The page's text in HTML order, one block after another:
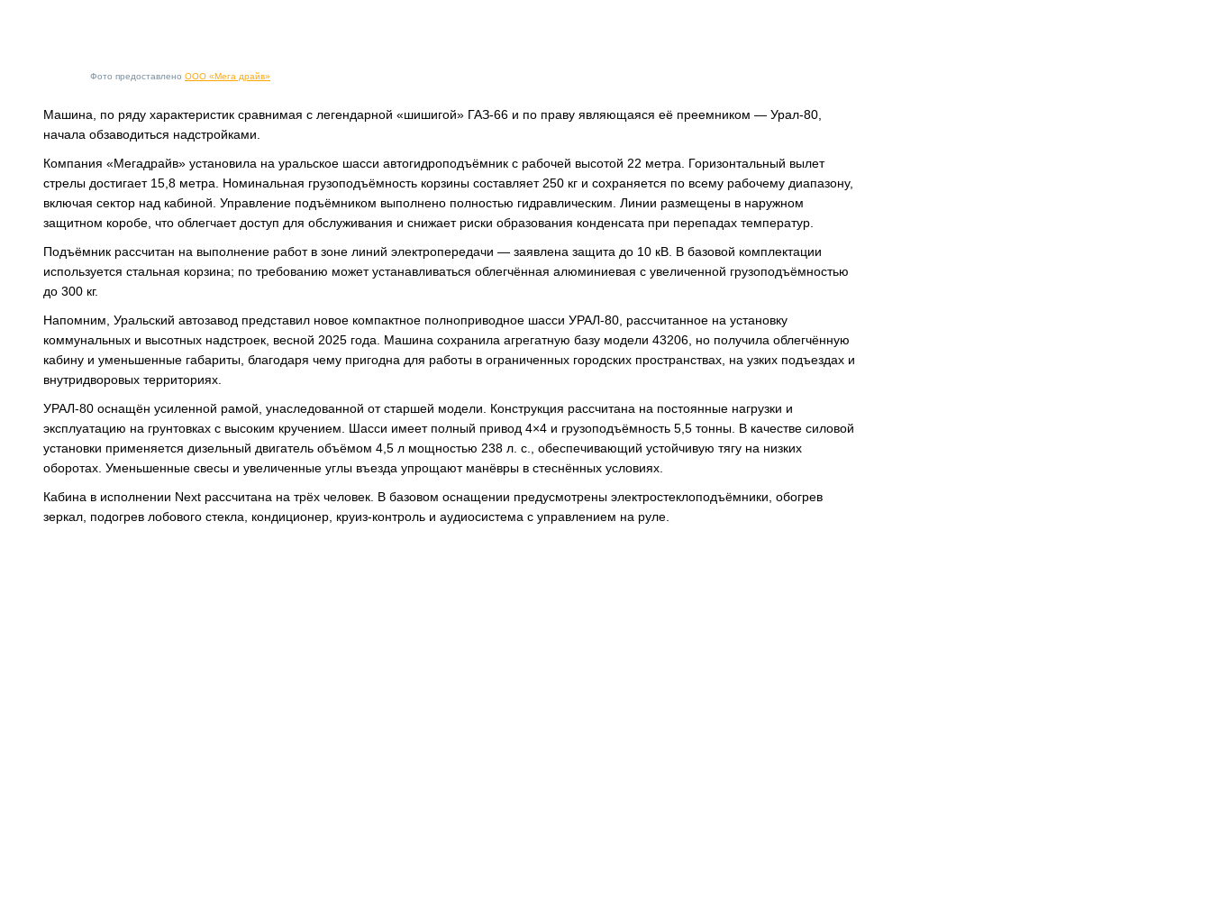
Фото предоставлено ООО «Мега драйв»
Машина, по ряду характеристик сравнимая с легендарной «шишигой» ГАЗ-66 и по праву являющаяся её преемником — Урал-80,
начала обзаводиться надстройками.
Компания «Мегадрайв» установила на уральское шасси автогидроподъёмник с рабочей высотой 22 метра. Горизонтальный вылет
стрелы достигает 15,8 метра. Номинальная грузоподъёмность корзины составляет 250 кг и сохраняется по всему рабочему диапазону,
включая сектор над кабиной. Управление подъёмником выполнено полностью гидравлическим. Линии размещены в наружном
защитном коробе, что облегчает доступ для обслуживания и снижает риски образования конденсата при перепадах температур.
Подъёмник рассчитан на выполнение работ в зоне линий электропередачи — заявлена защита до 10 кВ. В базовой комплектации
используется стальная корзина; по требованию может устанавливаться облегчённая алюминиевая с увеличенной грузоподъёмностью
до 300 кг.
Напомним, Уральский автозавод представил новое компактное полноприводное шасси УРАЛ-80, рассчитанное на установку
коммунальных и высотных надстроек, весной 2025 года. Машина сохранила агрегатную базу модели 43206, но получила облегчённую
кабину и уменьшенные габариты, благодаря чему пригодна для работы в ограниченных городских пространствах, на узких подъездах и
внутридворовых территориях.
УРАЛ-80 оснащён усиленной рамой, унаследованной от старшей модели. Конструкция рассчитана на постоянные нагрузки и
эксплуатацию на грунтовках с высоким кручением. Шасси имеет полный привод 4×4 и грузоподъёмность 5,5 тонны. В качестве силовой
установки применяется дизельный двигатель объёмом 4,5 л мощностью 238 л. с., обеспечивающий устойчивую тягу на низких
оборотах. Уменьшенные свесы и увеличенные углы въезда упрощают манёвры в стеснённых условиях.
Кабина в исполнении Next рассчитана на трёх человек. В базовом оснащении предусмотрены электростеклоподъёмники, обогрев
зеркал, подогрев лобового стекла, кондиционер, круиз-контроль и аудиосистема с управлением на руле.